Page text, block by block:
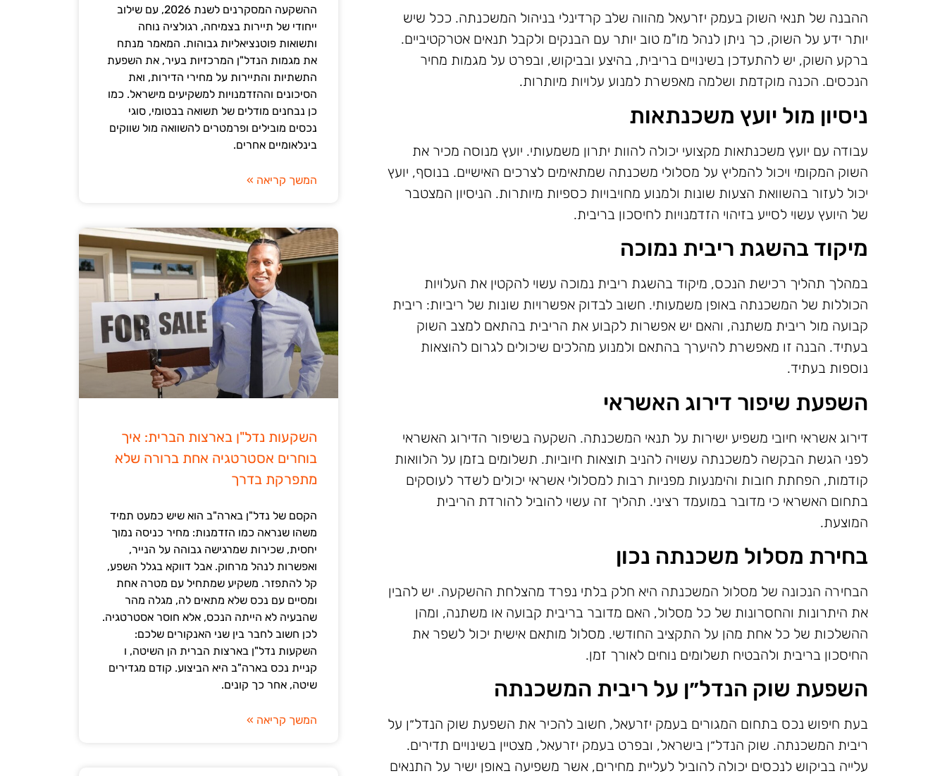
ההשקעה המסקרנים לשנת 2026, עם שילוב
ייחודי של תיירות בצמיחה, רגולציה נוחה
ותשואות פוטנציאליות גבוהות. המאמר מנתח
את מגמות הנדל"ן המרכזיות בעיר, את השפעת
התשתיות והתיירות על מחירי הדירות, ואת
הסיכונים וההזדמנויות למשקיעים מישראל. כמו
כן נבחנים מודלים של תשואה בבטומי, סוגי
נכסים מובילים ופרמטרים להשוואה מול שווקים
בינלאומיים אחרים.
המשך קריאה »
השקעות נדל"ן בארצות הברית: איך
בוחרים אסטרטגיה אחת ברורה שלא
מתפרקת בדרך
הקסם של נדל"ן בארה"ב הוא שיש כמעט תמיד
משהו שנראה כמו הזדמנות: מחיר כניסה נמוך
יחסית, שכירות שמרגישה גבוהה על הנייר,
ואפשרות לנהל מרחוק. אבל דווקא בגלל השפע,
קל להתפזר. משקיע שמתחיל עם מטרה אחת
ומסיים עם נכס שלא מתאים לה, מגלה מהר
שהבעיה לא הייתה הנכס, אלא חוסר אסטרטגיה.
לכן חשוב לחבר בין שני האנקורים שלכם:
השקעות נדל"ן בארצות הברית הן השיטה, ו
קניית נכס בארה"ב היא הביצוע. קודם מגדירים
שיטה, אחר כך קונים.
המשך קריאה »
ההבנה של תנאי השוק בעמק יזרעאל מהווה שלב קרדינלי בניהול המשכנתה. ככל שיש
יותר ידע על השוק, כך ניתן לנהל מו"מ טוב יותר עם הבנקים ולקבל תנאים אטרקטיביים.
ברקע השוק, יש להתעדכן בשינויים בריבית, בהיצע ובביקוש, ובפרט על מגמות מחיר
הנכסים. הכנה מוקדמת ושלמה מאפשרת למנוע עלויות מיותרות.
ניסיון מול יועץ משכנתאות
עבודה עם יועץ משכנתאות מקצועי יכולה להוות יתרון משמעותי. יועץ מנוסה מכיר את
השוק המקומי ויכול להמליץ על מסלולי משכנתה שמתאימים לצרכים האישיים. בנוסף, יועץ
יכול לעזור בהשוואת הצעות שונות ולמנוע מחויבויות כספיות מיותרות. הניסיון המצטבר
של היועץ עשוי לסייע בזיהוי הזדמנויות לחיסכון בריבית.
מיקוד בהשגת ריבית נמוכה
במהלך תהליך רכישת הנכס, מיקוד בהשגת ריבית נמוכה עשוי להקטין את העלויות
הכוללות של המשכנתה באופן משמעותי. חשוב לבדוק אפשרויות שונות של ריביות: ריבית
קבועה מול ריבית משתנה, והאם יש אפשרות לקבוע את הריבית בהתאם למצב השוק
בעתיד. הבנה זו מאפשרת להיערך בהתאם ולמנוע מהלכים שיכולים לגרום להוצאות
נוספות בעתיד.
השפעת שיפור דירוג האשראי
דירוג אשראי חיובי משפיע ישירות על תנאי המשכנתה. השקעה בשיפור הדירוג האשראי
לפני הגשת הבקשה למשכנתה עשויה להניב תוצאות חיוביות. תשלומים בזמן על הלוואות
קודמות, הפחתת חובות והימנעות מפניות רבות למסלולי אשראי יכולים לשדר לעוסקים
בתחום האשראי כי מדובר במועמד רציני. תהליך זה עשוי להוביל להורדת הריבית
המוצעת.
בחירת מסלול משכנתה נכון
הבחירה הנכונה של מסלול המשכנתה היא חלק בלתי נפרד מהצלחת ההשקעה. יש להבין
את היתרונות והחסרונות של כל מסלול, האם מדובר בריבית קבועה או משתנה, ומהן
ההשלכות של כל אחת מהן על התקציב החודשי. מסלול מותאם אישית יכול לשפר את
החיסכון בריבית ולהבטיח תשלומים נוחים לאורך זמן.
השפעת שוק הנדל״ן על ריבית המשכנתה
בעת חיפוש נכס בתחום המגורים בעמק יזרעאל, חשוב להכיר את השפעת שוק הנדל״ן על
ריבית המשכנתה. שוק הנדל״ן בישראל, ובפרט בעמק יזרעאל, מצטיין בשינויים תדירים.
עלייה בביקוש לנכסים יכולה להוביל לעליית מחירים, אשר משפיעה באופן ישיר על התנאים